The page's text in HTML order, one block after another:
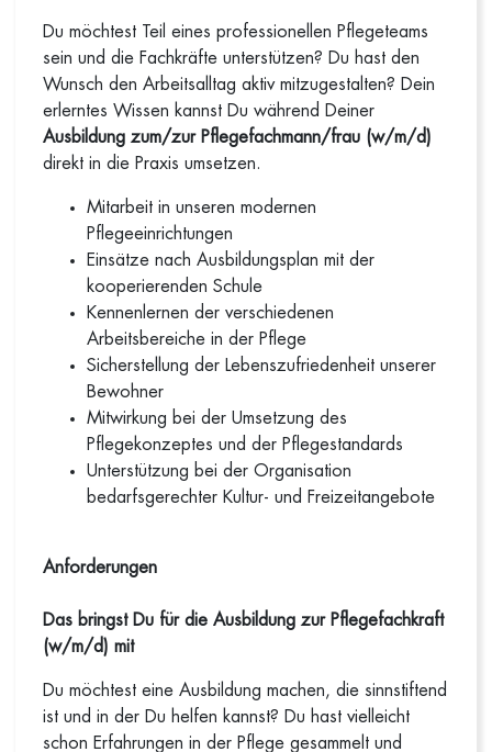
Du möchtest Teil eines professionellen Pflegeteams
sein und die Fachkräfte unterstützen? Du hast den
Wunsch den Arbeitsalltag aktiv mitzugestalten? Dein
erlerntes Wissen kannst Du während Deiner
Ausbildung zum/zur Pflegefachmann/frau (w/m/d)
direkt in die Praxis umsetzen.
Mitarbeit in unseren modernen
Pflegeeinrichtungen
Einsätze nach Ausbildungsplan mit der
kooperierenden Schule
Kennenlernen der verschiedenen
Arbeitsbereiche in der Pflege
Sicherstellung der Lebenszufriedenheit unserer
Bewohner
Mitwirkung bei der Umsetzung des
Pflegekonzeptes und der Pflegestandards
Unterstützung bei der Organisation
bedarfsgerechter Kultur- und Freizeitangebote
Anforderungen
Das bringst Du für dieAusbildung zur Pflegefachkraft
(w/m/d) mit
Du möchtest eine Ausbildung machen, die sinnstiftend
ist und in der Du helfen kannst? Du hast vielleicht
schon Erfahrungen in der Pflege gesammelt und